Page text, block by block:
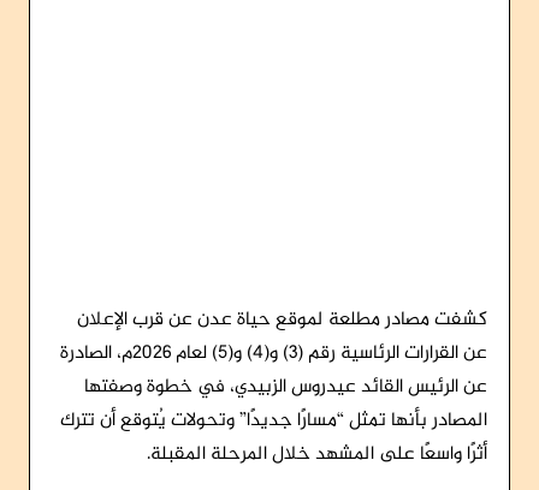
كشفت مصادر مطلعة لموقع حياة عدن عن قرب الإعلان
عن القرارات الرئاسية رقم (3) و(4) و(5) لعام 2026م، الصادرة
عن الرئيس القائد عيدروس الزبيدي، في خطوة وصفتها
المصادر بأنها تمثل “مسارًا جديدًا” وتحولات يُتوقع أن تترك
أثرًا واسعًا على المشهد خلال المرحلة المقبلة.